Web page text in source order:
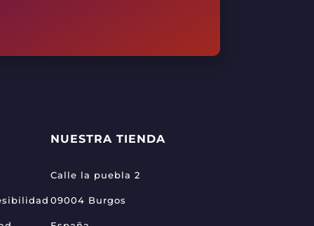
NUESTRA TIENDA
Calle la puebla 2
09004 Burgos